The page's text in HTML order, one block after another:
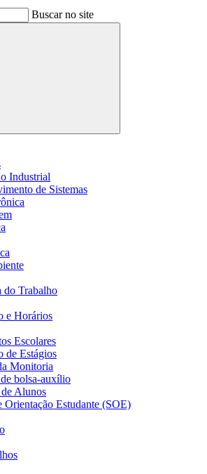
Buscar no site
Buscar
Industrial
de Sistemas
do Trabalho
e Horários
Escolares
de Estágios
Monitoria
bolsa-auxílio
de Alunos
Orientação Estudante (SOE)